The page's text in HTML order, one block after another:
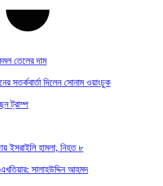
তেলের দাম
সতর্কবার্তা দিলেন সোনাম ওয়াংচুক
ট্রাম্প
ইসরাইলি হামলা, নিহত ৮
এখতিয়ার: সালাহউদ্দিন আহমদ